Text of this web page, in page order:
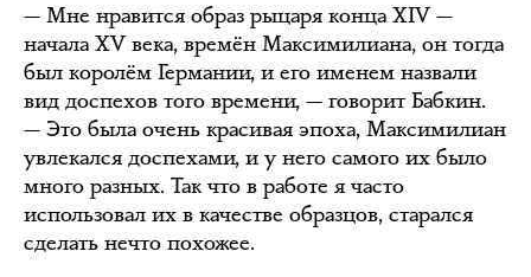
— Мне нравится образ рыцаря конца XIV —
начала XV века, времён Максимилиана, он тогда
был королём Германии, и его именем назвали
вид доспехов того времени, — говорит Бабкин.
— Это была очень красивая эпоха, Максимилиан
увлекался доспехами, и у него самого их было
много разных. Так что в работе я часто
использовал их в качестве образцов, старался
сделать нечто похожее.